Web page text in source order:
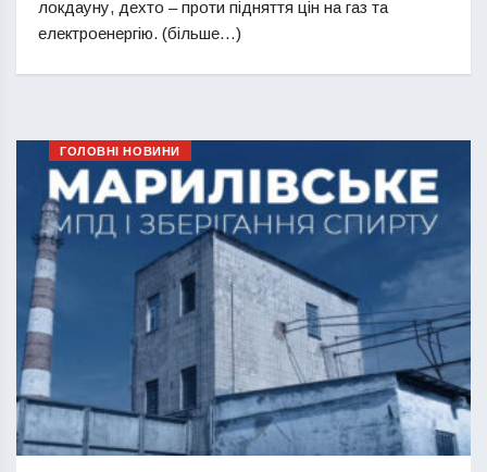
локдауну, дехто – проти підняття цін на газ та
електроенергію. (більше…)
ГОЛОВНІ НОВИНИ